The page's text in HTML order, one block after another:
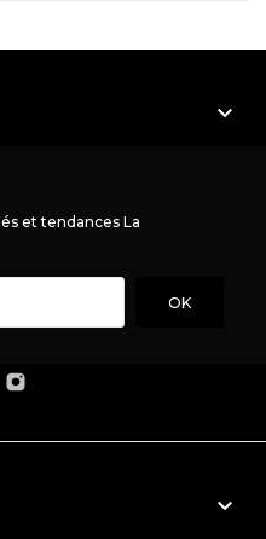

et tendances La
